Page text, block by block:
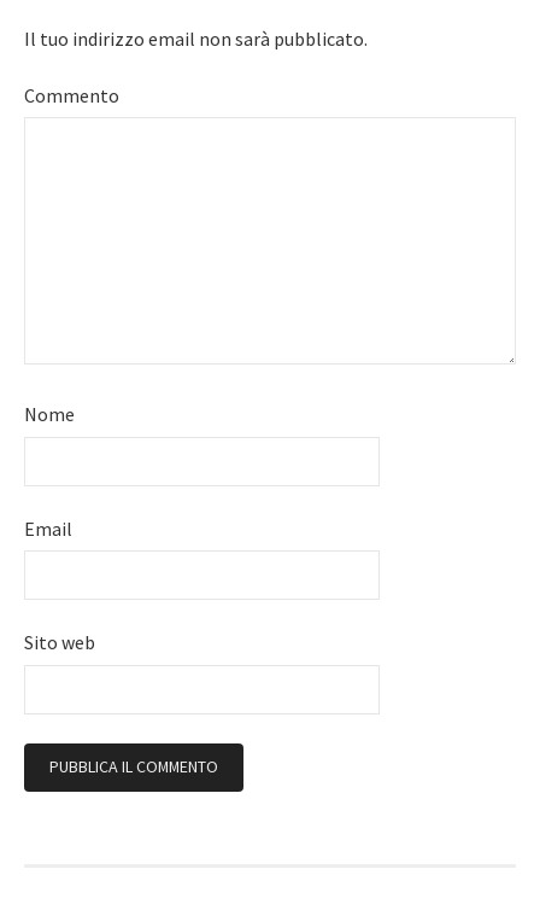
Il tuo indirizzo email non sarà pubblicato.
Commento
Nome
Email
Sito web